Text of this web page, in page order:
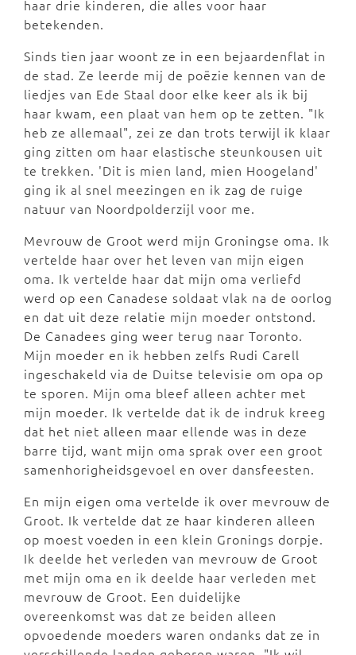
haar drie kinderen, die alles voor haar
betekenden.
Sinds tien jaar woont ze in een bejaardenflat in
de stad. Ze leerde mij de poëzie kennen van de
liedjes van Ede Staal door elke keer als ik bij
haar kwam, een plaat van hem op te zetten. "Ik
heb ze allemaal", zei ze dan trots terwijl ik klaar
ging zitten om haar elastische steunkousen uit
te trekken. 'Dit is mien land, mien Hoogeland'
ging ik al snel meezingen en ik zag de ruige
natuur van Noordpolderzijl voor me.
Mevrouw de Groot werd mijn Groningse oma. Ik
vertelde haar over het leven van mijn eigen
oma. Ik vertelde haar dat mijn oma verliefd
werd op een Canadese soldaat vlak na de oorlog
en dat uit deze relatie mijn moeder ontstond.
De Canadees ging weer terug naar Toronto.
Mijn moeder en ik hebben zelfs Rudi Carell
ingeschakeld via de Duitse televisie om opa op
te sporen. Mijn oma bleef alleen achter met
mijn moeder. Ik vertelde dat ik de indruk kreeg
dat het niet alleen maar ellende was in deze
barre tijd, want mijn oma sprak over een groot
samenhorigheidsgevoel en over dansfeesten.
En mijn eigen oma vertelde ik over mevrouw de
Groot. Ik vertelde dat ze haar kinderen alleen
op moest voeden in een klein Gronings dorpje.
Ik deelde het verleden van mevrouw de Groot
met mijn oma en ik deelde haar verleden met
mevrouw de Groot. Een duidelijke
overeenkomst was dat ze beiden alleen
opvoedende moeders waren ondanks dat ze in